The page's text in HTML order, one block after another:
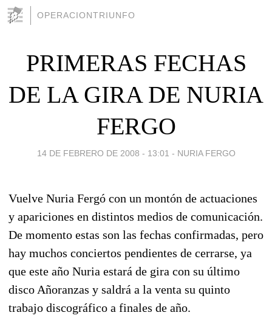
OPERACIONTRIUNFO
PRIMERAS FECHAS
DE LA GIRA DE NURIA
FERGO
14 DE FEBRERO DE 2008 - 13:01 - NURIA FERGO
Vuelve Nuria Fergó con un montón de actuaciones
y apariciones en distintos medios de comunicación.
De momento estas son las fechas confirmadas, pero
hay muchos conciertos pendientes de cerrarse, ya
que este año Nuria estará de gira con su último
disco Añoranzas y saldrá a la venta su quinto
trabajo discográfico a finales de año.